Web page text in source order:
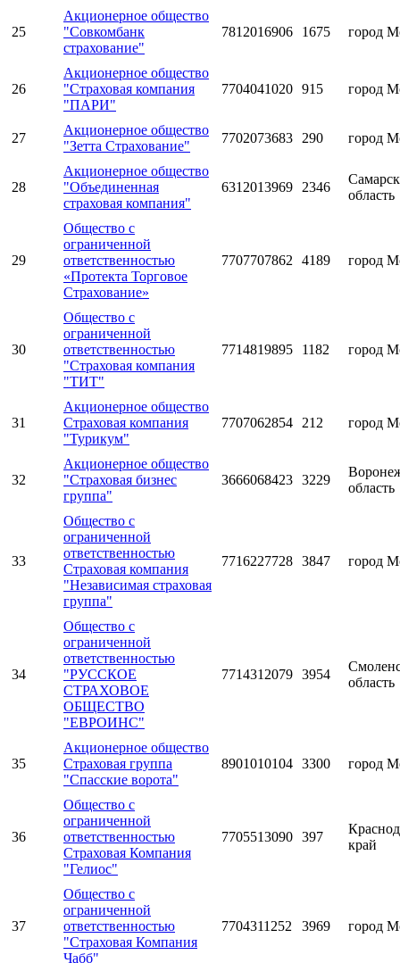
25
Акционерное общество
"Совкомбанк
страхование"
7812016906 1675 город
26
Акционерное общество
"Страховая компания
"ПАРИ"
7704041020 915 город
27
Акционерное общество
"Зетта Страхование"
7702073683 290 город
28
Акционерное общество
"Объединенная
страховая компания"
6312013969 2346
область
29
Общество с
ограниченной
ответственностью
«Протекта Торговое
Страхование»
7707707862 4189 город
30
Общество с
ограниченной
ответственностью
"Страховая компания
"ТИТ"
7714819895 1182 город
31
Акционерное общество
Страховая компания
"Турикум"
7707062854 212 город
32
Акционерное общество
"Страховая бизнес
группа"
3666068423 3229
область
33
Общество с
ограниченной
ответственностью
Страховая компания
"Независимая страховая
группа"
7716227728 3847 город
34
Общество с
ограниченной
ответственностью
"РУССКОЕ
СТРАХОВОЕ
ОБЩЕСТВО
"ЕВРОИНС"
7714312079 3954
область
35
Акционерное общество
Страховая группа
"Спасские ворота"
8901010104 3300 город
36
Общество с
ограниченной
ответственностью
Страховая Компания
"Гелиос"
7705513090 397
край
37
Общество с
ограниченной
ответственностью
"Страховая Компания
Чабб"
7704311252 3969 город